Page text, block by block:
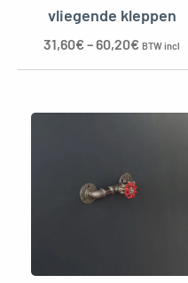
vliegende kleppen
31,60€–60,20€ BTW incl